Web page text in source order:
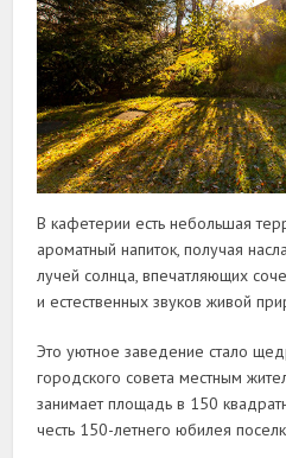
В кафетерии есть небольшая
ароматный напиток, получая
лучей солнца, впечатляющих
и естественных звуков живой
Это уютное заведение стало
городского совета местным
занимает площадь в 150
честь 150-летнего юбилея